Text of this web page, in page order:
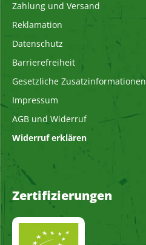
Zahlung und Versand
Reklamation
Datenschutz
Barrierefreiheit
Gesetzliche Zusatzinformationen
Impressum
AGB und Widerruf
Widerruf erklären
Zertifizierungen